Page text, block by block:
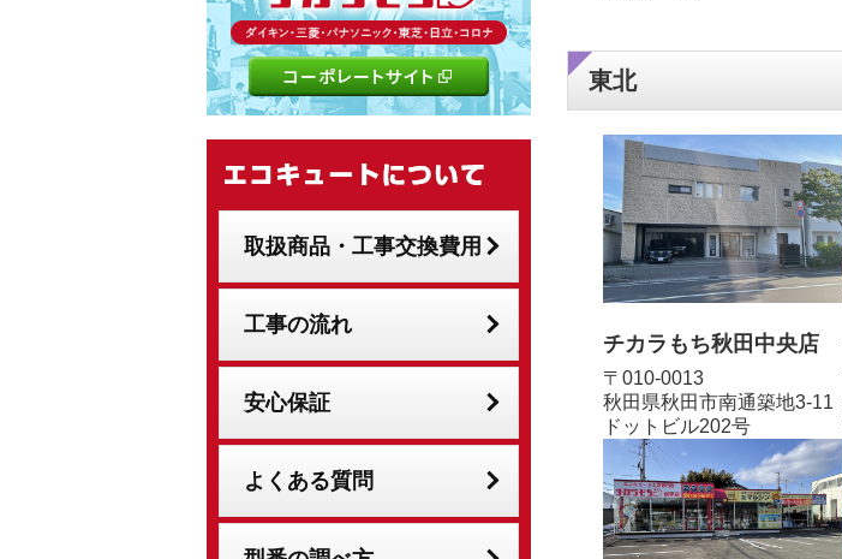
東北
チカラもち秋田中央店
〒010-0013
秋田県秋田市南通築地3-11
ドットビル202号
取扱商品・工事交換費用
工事の流れ
安心保証
よくある質問